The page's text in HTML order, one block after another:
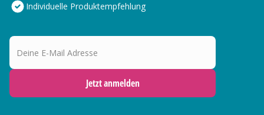
Individuelle Produktempfehlung
Deine E-Mail Adresse
Jetzt anmelden